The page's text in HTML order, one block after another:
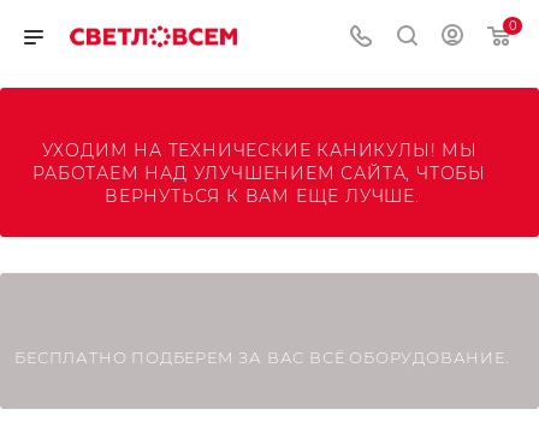
0
УХОДИМ НА ТЕХНИЧЕСКИЕ КАНИКУЛЫ! МЫ
РАБОТАЕМ НАД УЛУЧШЕНИЕМ САЙТА, ЧТОБЫ
ВЕРНУТЬСЯ К ВАМ ЕЩЕ ЛУЧШЕ.
БЕСПЛАТНО ПОДБЕРЕМ ЗА ВАС ВСЁ ОБОРУДОВАНИЕ.